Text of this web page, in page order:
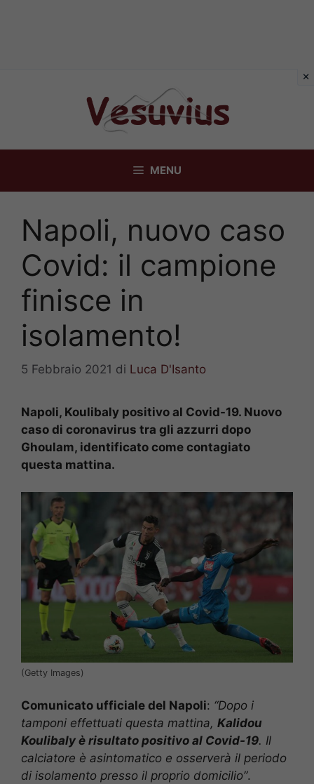
MENU
Napoli, nuovo caso
Covid: il campione
finisce in
isolamento!
5 Febbraio 2021 di Luca D'Isanto
Napoli, Koulibaly positivo al Covid-19. Nuovo
caso di coronavirus tra gli azzurri dopo
Ghoulam, identificato come contagiato
questa mattina.
(Getty Images)
Comunicato ufficiale del Napoli: “Dopo i
tamponi effettuati questa mattina, Kalidou
Koulibaly è risultato positivo al Covid-19. Il
calciatore è asintomatico e osserverà il periodo
di isolamento presso il proprio domicilio”.